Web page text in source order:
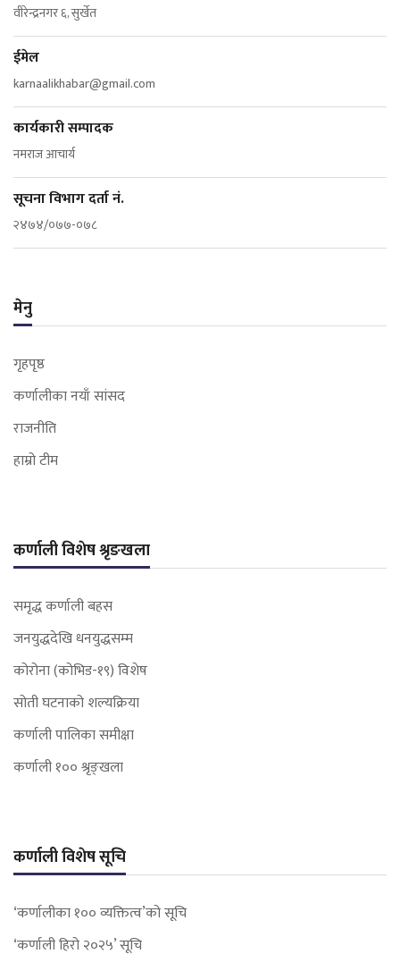
वीरेन्द्रनगर ६, सुर्खेत
ईमेल
karnaalikhabar@gmail.com
कार्यकारी सम्पादक
नमराज आचार्य
सूचना विभाग दर्ता नं.
२४७४/०७७-०७८
मेनु
गृहपृष्ठ
कर्णालीका नयाँ सांसद
राजनीति
हाम्रो टीम
कर्णाली विशेष श्रृङखला
समृद्ध कर्णाली बहस
जनयुद्धदेखि धनयुद्धसम्म
कोरोना (कोभिड-१९) विशेष
सोती घटनाको शल्यक्रिया
कर्णाली पालिका समीक्षा
कर्णाली १०० श्रृङ्खला
कर्णाली विशेष सूचि
‘कर्णालीका १०० व्यक्तित्व’को सूचि
‘कर्णाली हिरो २०२५’ सूचि